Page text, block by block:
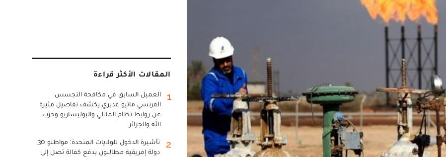
المقالات الأكثر قراءة
1
العميل السابق في مكافحة التجسس
الفرنسي ماثيو غديري يكشف تفاصيل مثيرة
عن روابط نظام الملالي والبوليساريو وحزب
الله والجزائر
2
تأشيرة الدخول للولايات المتحدة: مواطنو 30
دولة إفريقية مطالبون بدفع كفالة تصل إلى